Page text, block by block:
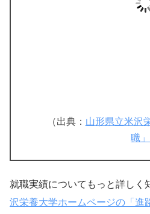
（出典： 山形県立米沢
職」
就職実績についてもっと詳しく
沢栄養大学ホームページの「進